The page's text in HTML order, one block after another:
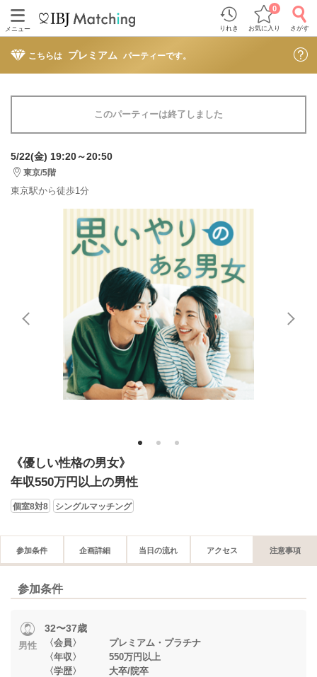
メニュー りれき お気に入り
0
さがす
こちらは プレミアム パーティーです。
このパーティーは終了しました
5/22(金) 19:20～20:50
東京/5階
東京駅から徒歩1分
1 2 3
《優しい性格の男女》
年収550万円以上の男性
個室8対8 シングルマッチング
参加条件 企画詳細 当日の流れ アクセス 注意事項
参加条件
男性
32〜37歳
〈会員〉 プレミアム・プラチナ
〈年収〉 550万円以上
〈学歴〉 大卒/院卒